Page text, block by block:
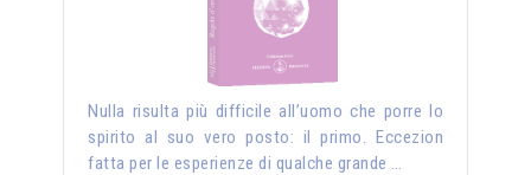
Nulla risulta più difficile all’uomo che porre lo
spirito al suo vero posto: il primo. Eccezion
fatta per le esperienze di qualche grande …